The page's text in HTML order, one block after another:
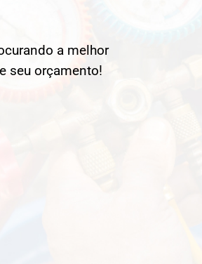
a melhor
seu orçamento!